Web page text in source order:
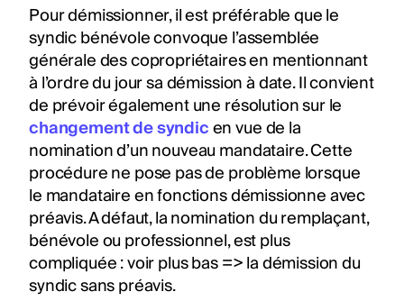
Pour démissionner, il est préférable que le
syndic bénévole convoque l’assemblée
générale des copropriétaires en mentionnant
à l’ordre du jour sa démission à date. Il convient
de prévoir également une résolution sur le
changement de syndicen vue de la
nomination d’un nouveau mandataire. Cette
procédure ne pose pas de problème lorsque
le mandataire en fonctions démissionne avec
préavis. A défaut, la nomination du remplaçant,
bénévole ou professionnel, est plus
compliquée : voir plus bas => la démission du
syndic sans préavis.